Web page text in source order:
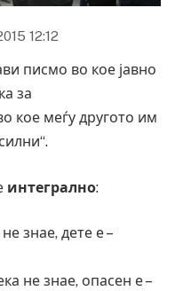
12:12
писмо во кое јавно
за
кое меѓу другото им
интегрално:
знае, дете е –
не знае, опасен е –